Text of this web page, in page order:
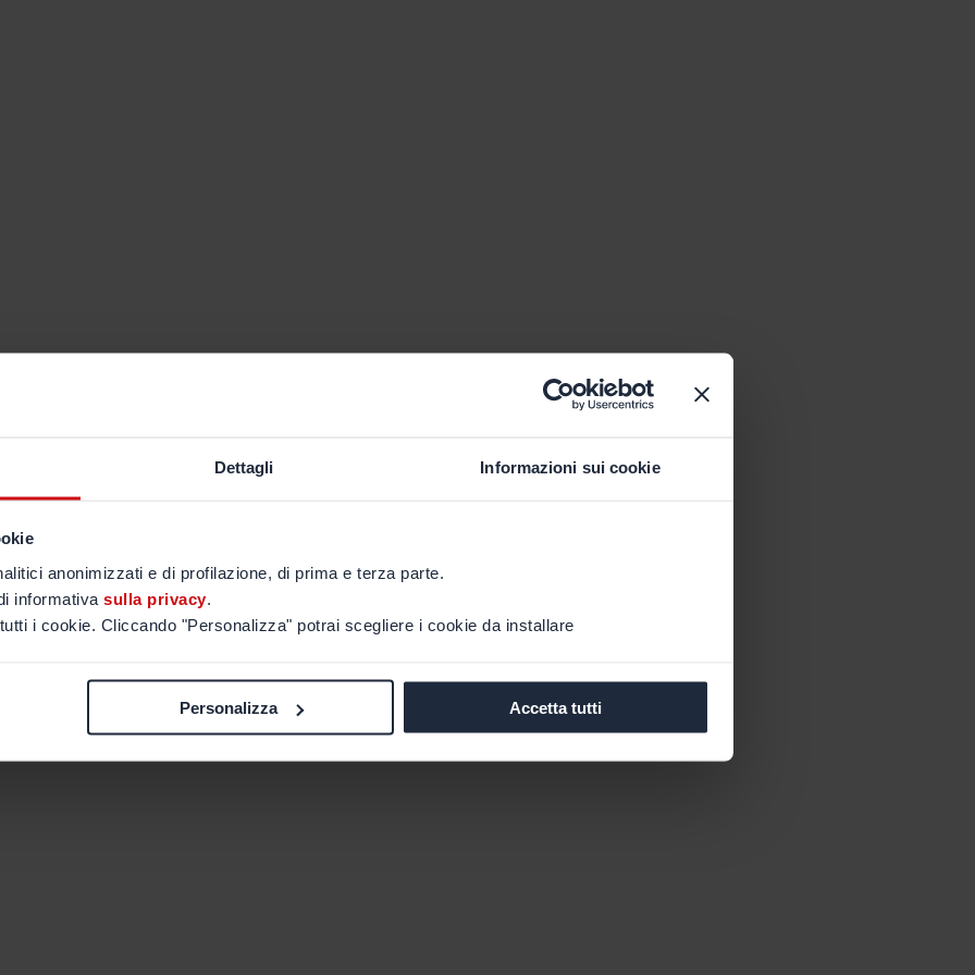
Dettagli Informazioni sui cookie
anonimizzati e di profilazione, di prima e terza parte.
informativa sulla privacy.
i cookie. Cliccando "Personalizza" potrai scegliere i cookie da installare
Personalizza Accetta tutti